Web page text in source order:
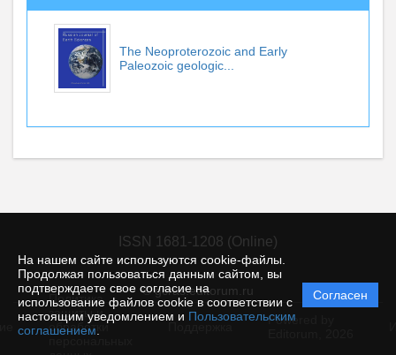
На нашем сайте используются cookie-файлы.
Продолжая пользоваться данным сайтом, вы
подтверждаете свое согласие на
использование файлов cookie в соответствии с
настоящим уведомлением и Пользовательским
соглашением
Согласен
The Neoproterozoic and Early
Paleozoic geologic...
ISSN 1681-1208 (Online)
© gcras.editorum.ru
Политика
защиты и
обработки
Powered by